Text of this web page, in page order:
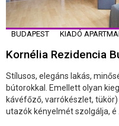
BUDAPEST KIADÓ
Kornélia Rezidencia
Stílusos, elegáns lakás,
bútorokkal. Emellett olyan
kávéfőző, varrókészlet,
utazók kényelmét szolgálja, é ...